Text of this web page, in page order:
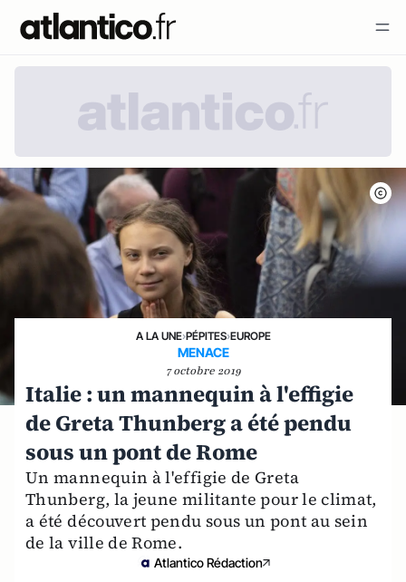
A LA UNE›PÉPITES›EUROPE
MENACE
7 octobre 2019
Italie : un mannequin à l'effigie
de Greta Thunberg a été pendu
sous un pont de Rome
Un mannequin à l'effigie de Greta
Thunberg, la jeune militante pour le climat,
a été découvert pendu sous un pont au sein
de la ville de Rome.
Atlantico Rédaction